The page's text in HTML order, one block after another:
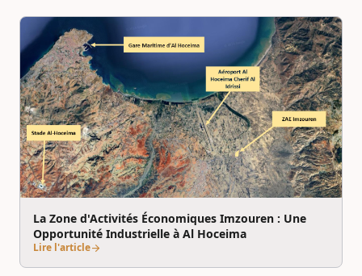
La Zone d'Activités Économiques Imzouren : Une
Opportunité Industrielle à Al Hoceima
Lire l'articlearrow_forward